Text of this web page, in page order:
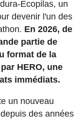
Ecopilas, un
devenir l'un des
En 2026, de
partie de
format de la
HERO, une
immédiats.
un nouveau
des années